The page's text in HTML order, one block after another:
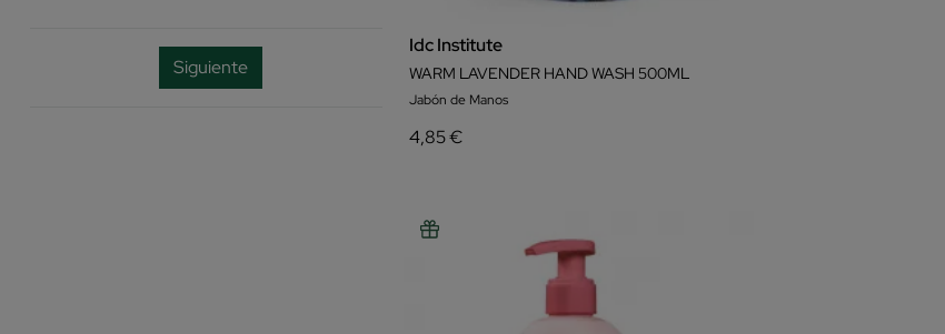
Siguiente
Idc Institute
WARM LAVENDER HAND WASH 500ML
Jabón de Manos
4,85 €